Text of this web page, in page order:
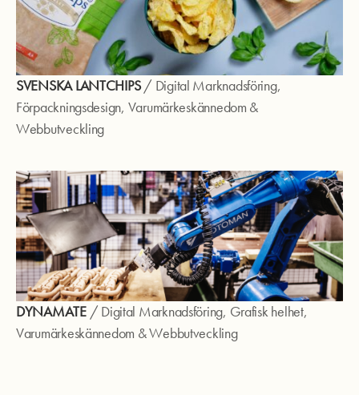
SVENSKA LANTCHIPS/ Digital Marknadsföring,
Förpackningsdesign, Varumärkeskännedom &
Webbutveckling
DYNAMATE/ Digital Marknadsföring, Grafisk helhet,
Varumärkeskännedom &Webbutveckling